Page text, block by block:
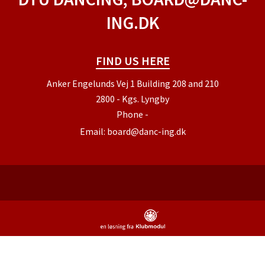
ING.DK
FIND US HERE
Anker Engelunds Vej 1 Building 208 and 210
2800 - Kgs. Lyngby
Phone -
Email: board@danc-ing.dk